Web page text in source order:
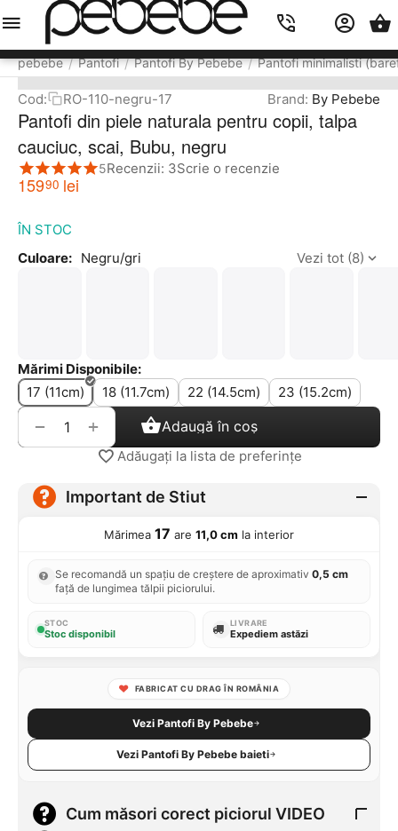
pebebe / Pantofi / Pantofi By Pebebe / Pantofi minimalisti
Cod: RO-110-negru-17 Brand: By Pebebe
Pantofi din piele naturala pentru copii, talpa
cauciuc, scai, Bubu, negru
5Recenzii: 3Scrie o recenzie
15990 lei
ÎN STOC
Culoare: Negru/gri Vezi tot (8)
Mărimi Disponibile:
17 (11cm)
18 (11.7cm) 22 (14.5cm) 23 (15.2cm)
+
− Adaugă în coș
Adăugați la lista de preferințe
Important de Stiut
Mărimea 17 are 11,0 cm la interior
Se recomandă un spațiu de creștere de aproximativ 0,5 cm
față de lungimea tălpii piciorului.
STOC
Stoc disponibil
LIVRARE
Expediem astăzi
FABRICAT CU DRAG ÎN ROMÂNIA
Vezi Pantofi By Pebebe
Vezi Pantofi By Pebebe baieti
Cum măsori corect piciorul VIDEO
Meniu Caută Cos